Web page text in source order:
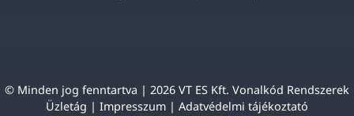
© Minden jog fenntartva | 2026 VT ES Kft. Vonalkód Rendszerek
Üzletág | Impresszum | Adatvédelmi tájékoztató